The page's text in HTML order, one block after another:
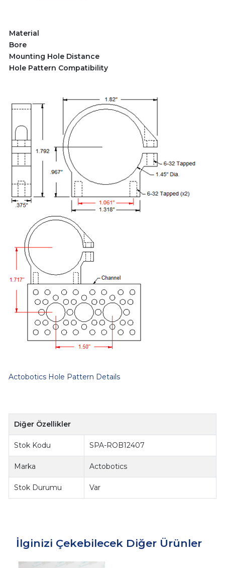
Material
Bore
Mounting Hole Distance
Hole Pattern Compatibility
Actobotics Hole Pattern Details
Diğer Özellikler
Stok Kodu SPA-ROB12407
Marka Actobotics
Stok Durumu Var
İlginizi Çekebilecek Diğer Ürünler